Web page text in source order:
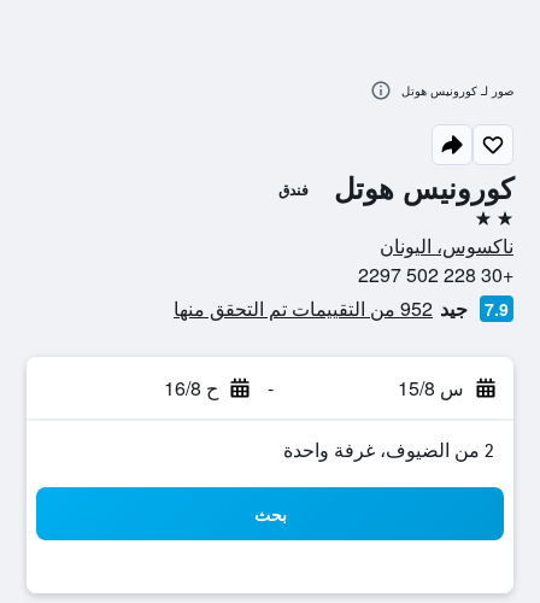
كورونيس هوتل فندق
2 نجمتين
ناكسوس، اليونان
+30 228 502 2297
7.9 جيد 952 من التقييمات تم التحقق منها
س 15/8 - ح 16/8
2 من الضيوف، غرفة واحدة
بحث
صور لـ كورونيس هوتل